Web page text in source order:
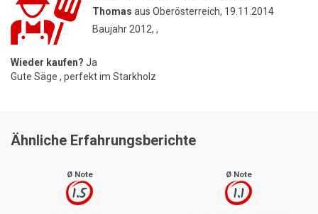
Thomas aus Oberösterreich, 19.11.2014
Baujahr 2012, ,
Wieder kaufen? Ja
Gute Säge , perfekt im Starkholz
Ähnliche Erfahrungsberichte
Ø Note
1.5
Ø Note
1.1